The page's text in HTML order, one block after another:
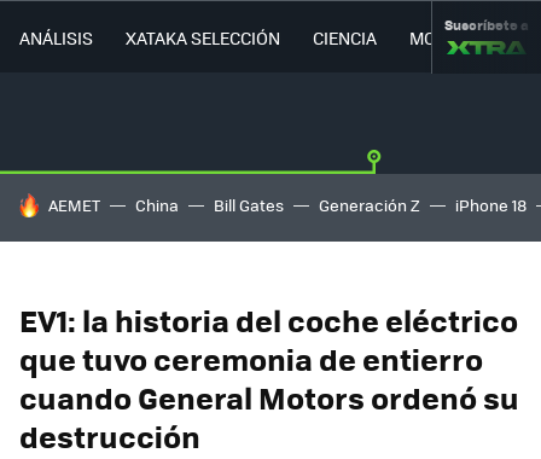
ANÁLISIS XATAKA SELECCIÓN CIENCIA MOVILIDAD
Suscríbete a
HOY SE HABLA DE
AEMET China Bill Gates Generación Z iPhone 18
EV1: la historia del coche eléctrico
que tuvo ceremonia de entierro
cuando General Motors ordenó su
destrucción